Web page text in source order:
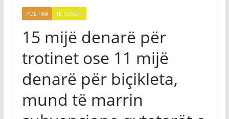
POLITIKA TË FUNDIT
15 mijë denarë për
trotinet ose 11 mijë
denarë për biçikleta,
mund të marrin